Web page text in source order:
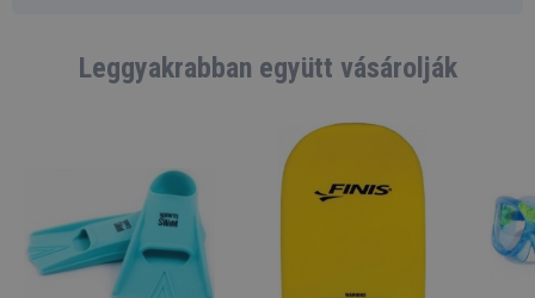
Leggyakrabban együtt vásárolják